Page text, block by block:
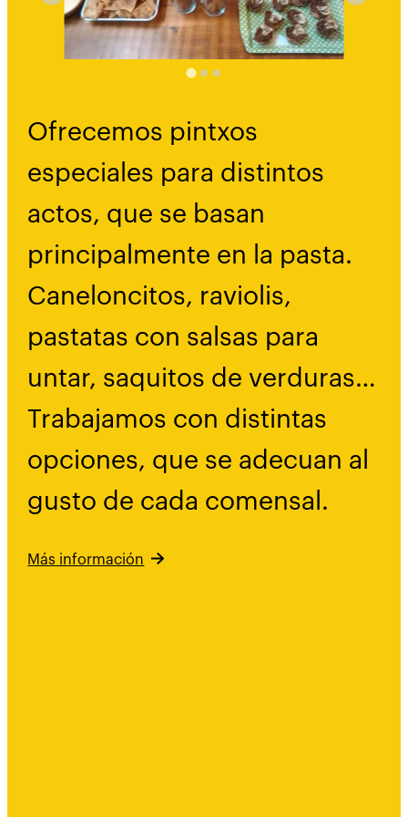
Ofrecemos pintxos
especiales para distintos
actos, que se basan
principalmente en la pasta.
Caneloncitos, raviolis,
pastatas con salsas para
untar, saquitos de verduras…
Trabajamos con distintas
opciones, que se adecuan al
gusto de cada comensal.
Más información